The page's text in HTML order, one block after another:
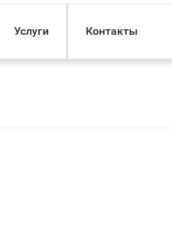
Услуги Контакты